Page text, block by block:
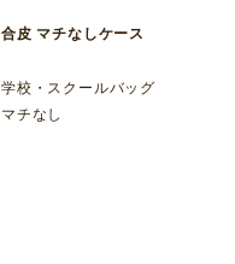
合皮 マチなしケース
学校・スクールバッグ
マチなし